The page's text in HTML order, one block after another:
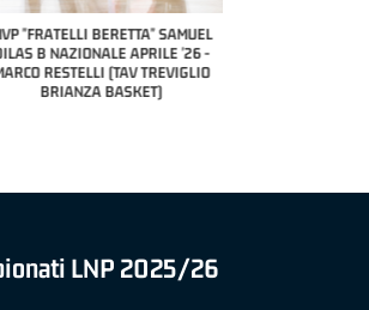
"FRATELLI BERETTA" SAMUEL
B NAZIONALE APRILE '26 -
RESTELLI (TAV TREVIGLIO
BRIANZA BASKET)
LNP 2025/26